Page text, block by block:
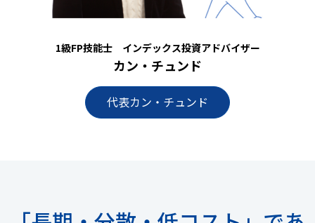
1級FP技能士 インデックス投資アドバイザー
カン・チュンド
代表カン・チュンド